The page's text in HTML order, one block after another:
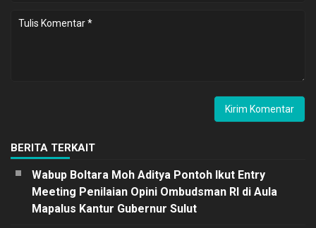
BERITA TERKAIT
Wabup Boltara Moh Aditya Pontoh Ikut Entry
Meeting Penilaian Opini Ombudsman RI di Aula
Mapalus Kantur Gubernur Sulut